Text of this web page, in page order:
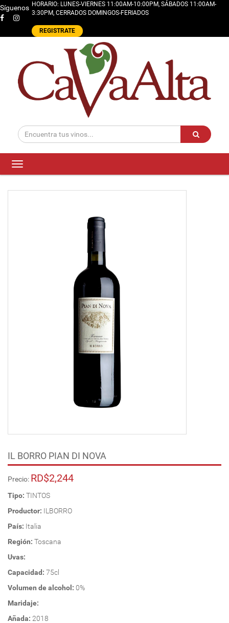
Síguenos HORARIO: LUNES-VIERNES 11:00AM-10:00PM, SÁBADOS 11:00AM-
3:30PM, CERRADOS DOMINGOS-FERIADOS
REGISTRATE
Toggle
navigation
IL BORRO PIAN DI NOVA
Precio: RD$2,244
Tipo: TINTOS
Productor: ILBORRO
País: Italia
Región: Toscana
Uvas:
Capacidad: 75cl
Volumen de alcohol: 0%
Maridaje:
Añada: 2018